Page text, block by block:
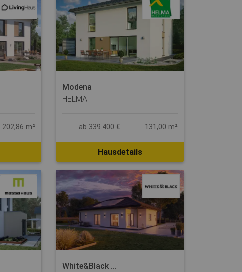
202,86 m²
Modena
HELMA
ab 339.400 € 131,00 m²
Hausdetails
White&Black ...